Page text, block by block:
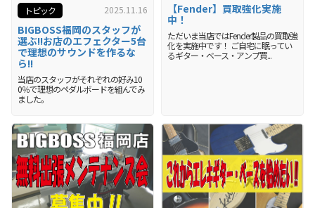
トピック 2025.11.16
BIGBOSS福岡のスタッフが
選ぶ!!お店のエフェクター5台
で理想のサウンドを作るな
ら!!
当店のスタッフがそれぞれの好み10
0％で理想のペダルボードを組んでみ
ました。
【Fender】買取強化実施
中！
ただいま当店ではFender製品の買取強
化を実施中です！ ご自宅に眠ってい
るギター・ベース・アンプ買...